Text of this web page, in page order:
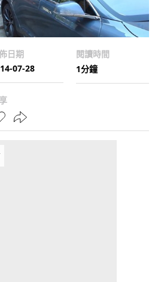
日期
07-28
閱讀時間
1分鐘